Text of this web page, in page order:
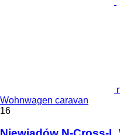
Wohnwagen caravan
16